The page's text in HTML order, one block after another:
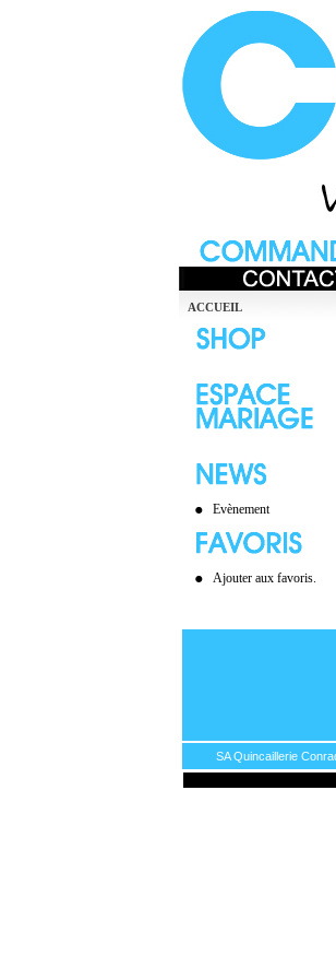
ACCUEIL
Evènement
Ajouter aux favoris.
SA Quincaillerie